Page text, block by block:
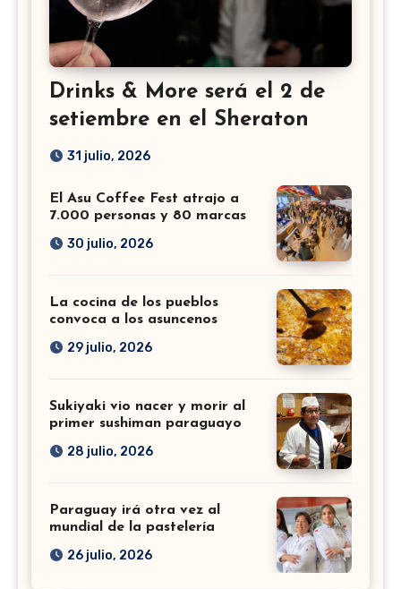
Drinks & More será el 2 de
setiembre en el Sheraton
31 julio, 2026
El Asu Coffee Fest atrajo a
7.000 personas y 80 marcas
30 julio, 2026
La cocina de los pueblos
convoca a los asuncenos
29 julio, 2026
Sukiyaki vio nacer y morir al
primer sushiman paraguayo
28 julio, 2026
Paraguay irá otra vez al
mundial de la pastelería
26 julio, 2026